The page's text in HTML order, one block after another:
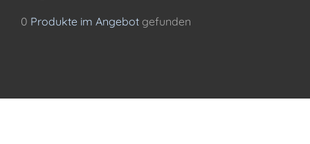
0 Produkte im Angebot gefunden